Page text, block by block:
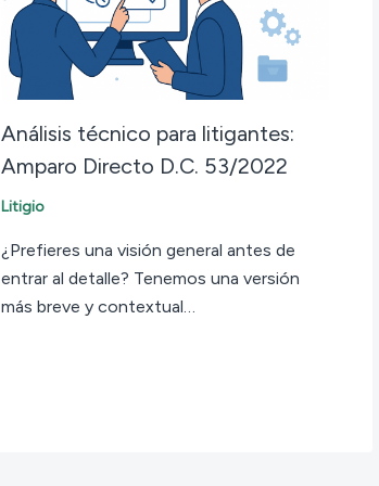
Análisis técnico para litigantes:
Amparo Directo D.C. 53/2022
Litigio
¿Prefieres una visión general antes de
entrar al detalle? Tenemos una versión
más breve y contextual…